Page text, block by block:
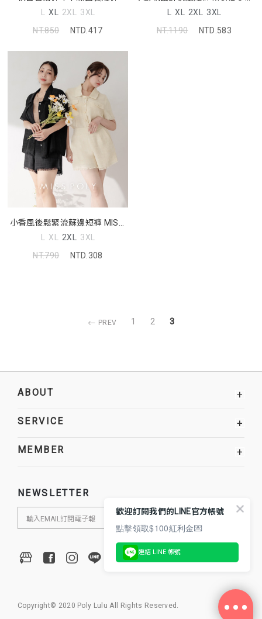
L XL 2XL 3XL
NT.850
NTD.417
大尺碼褲子
L XL 2XL 3XL
NT.1190
NTD.583
小香風後鬆緊流蘇邊短褲 MISS.
中大尺碼褲子
L XL 2XL 3XL
NT.790
NTD.308
PREV 1 2 3
ABOUT +
SERVICE +
MEMBER +
NEWSLETTER
Copyright© 2020 Poly Lulu All Rights Reserved.
歡迎訂閱我們的LINE官方帳號
點擊領取$100紅利金💌
連結 LINE 帳號